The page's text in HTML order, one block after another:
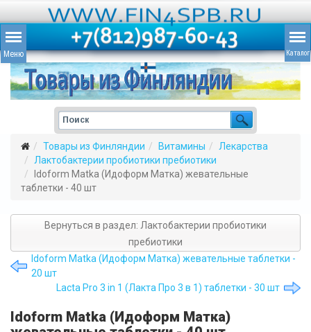
Товары из Финляндии Витамины
Лекарства
Лактобактерии пробиотики пребиотики
Idoform Matka (Идоформ Матка) жевательные
таблетки - 40 шт
Вернуться в раздел: Лактобактерии пробиотики
пребиотики
Idoform Matka (Идоформ Матка) жевательные таблетки -
20 шт
Lacta Pro 3 in 1 (Лакта Про 3 в 1) таблетки - 30 шт
Idoform Matka (Идоформ Матка)